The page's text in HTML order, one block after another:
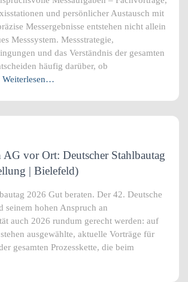
und persönlicher Austausch mit
Messergebnisse entstehen nicht allein
Messsystem. Messstrategie,
und das Verständnis der gesamten
häufig darüber, ob
Weiterlesen…
AG vor Ort: Deutscher Stahlbautag
| Bielefeld)
2026 Gut beraten. Der 42. Deutsche
seinem hohen Anspruch an
auch 2026 rundum gerecht werden: auf
ausgewählte, aktuelle Vorträge für
gesamten Prozesskette, die beim